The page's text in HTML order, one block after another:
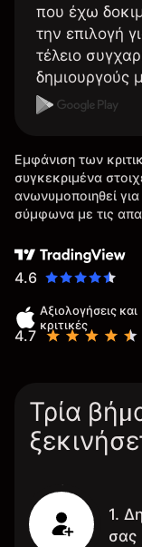
που έχω
την επιλογή
τέλειο
δημιουργούς
Εμφάνιση των
συγκεκριμένα
ανωνυμοποιηθεί
σύμφωνα με τις
4.6
Αξιολογήσεις και
κριτικές
4.7
Τρία
1.
σας